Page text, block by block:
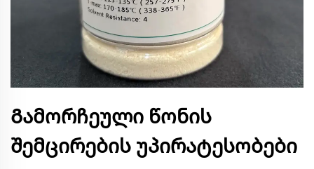
Გამორჩეული წონის
შემცირების უპირატესობები